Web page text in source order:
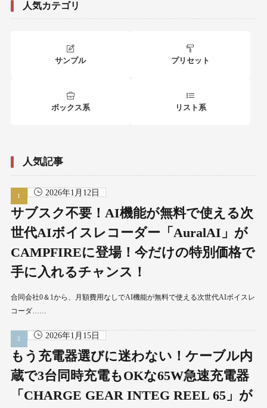
人気カテゴリ
サンプル プリセット
ボックス系 リスト系
人気記事
2026年1月12日
サブスク不要！AI機能が無料で使える次
世代AIボイスレコーダー「AuralAI」が
CAMPFIREに登場！今だけの特別価格で
手に入れるチャンス！
合同会社0＆1から、月額費用なしでAI機能が無料で使える次世代AIボイスレ
コーダ……
2026年1月15日
もう充電器選びに迷わない！ケーブル内
蔵で3台同時充電もOKな65W急速充電器
「CHARGE GEAR INTEG REEL 65」が